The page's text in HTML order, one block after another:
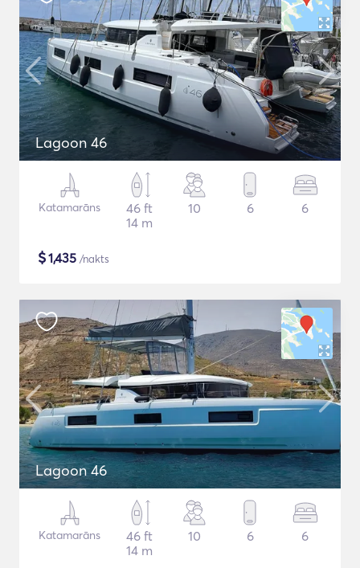
Lagoon 46
Katamarāns
46 ft
14 m
10 6 6
$1,435 /nakts
Lagoon 46
Katamarāns
46 ft
14 m
10 6 6